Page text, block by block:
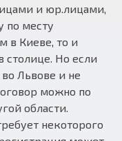
и юр.лицами,
по месту
в Киеве, то и
Но если
Львове и не
можно по
области.
некоторого